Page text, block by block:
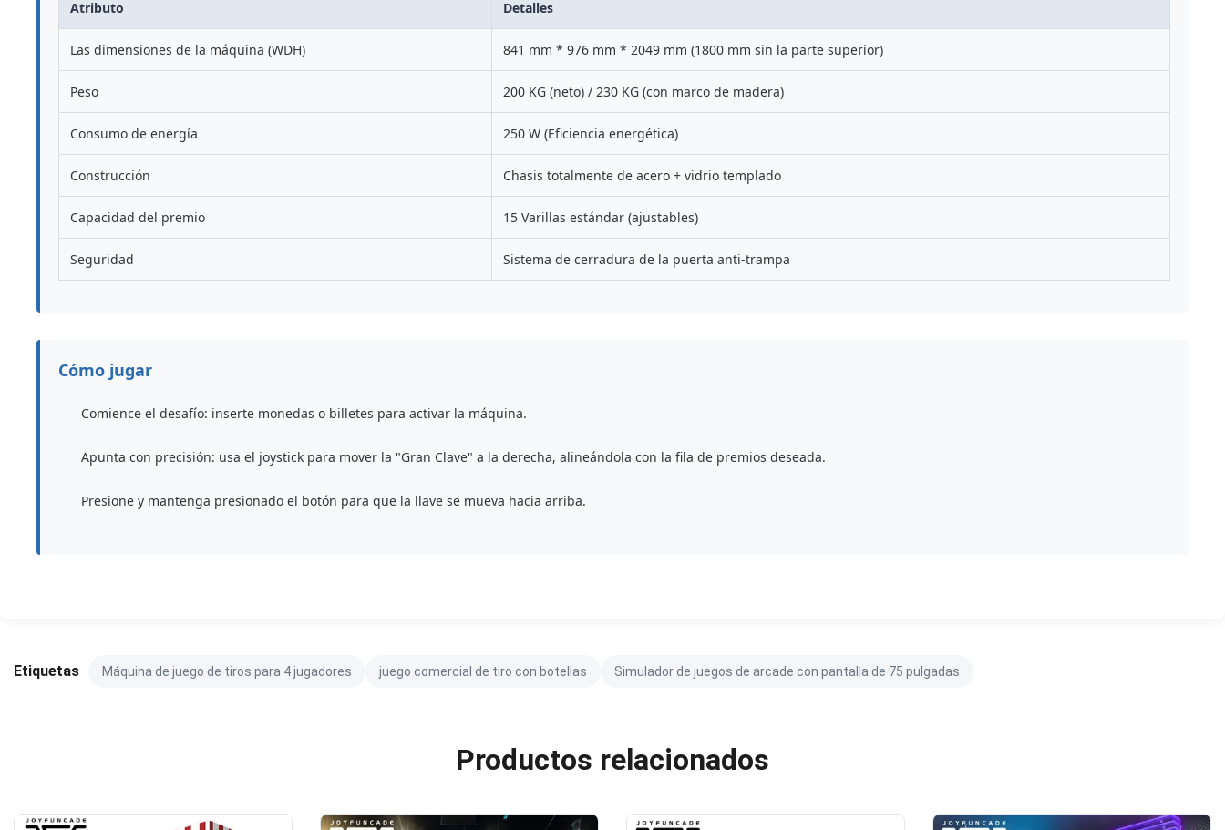
Atributo Detalles
Las dimensiones de la máquina (WDH) 841 mm * 976 mm * 2049 mm (1800 mm sin la parte superior)
Peso 200 KG (neto) / 230 KG (con marco de madera)
Consumo de energía 250 W (Eficiencia energética)
Construcción Chasis totalmente de acero + vidrio templado
Capacidad del premio 15 Varillas estándar (ajustables)
Seguridad Sistema de cerradura de la puerta anti-trampa
Cómo jugar
Comience el desafío: inserte monedas o billetes para activar la máquina.
Apunta con precisión: usa el joystick para mover la "Gran Clave" a la derecha, alineándola con la fila de premios deseada.
Presione y mantenga presionado el botón para que la llave se mueva hacia arriba.
Etiquetas Máquina de juego de tiros para 4 jugadores juego comercial de tiro con botellas Simulador de juegos de arcade con pantalla de 75 pulgadas
Productos relacionados